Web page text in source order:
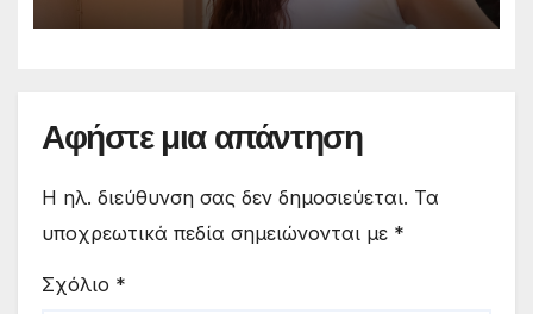
Αφήστε μια απάντηση
Η ηλ. διεύθυνση σας δεν δημοσιεύεται. Τα
υποχρεωτικά πεδία σημειώνονται με *
Σχόλιο *